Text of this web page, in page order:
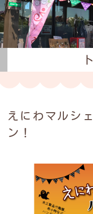
えにわマルシ
ン！